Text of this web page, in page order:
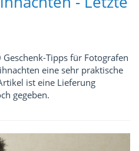
Tipps für Fotografen
eine sehr praktische
ist eine Lieferung
gegeben.